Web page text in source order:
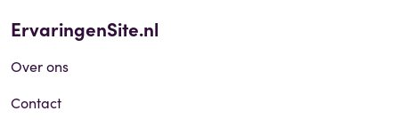
ErvaringenSite.nl
Over ons
Contact